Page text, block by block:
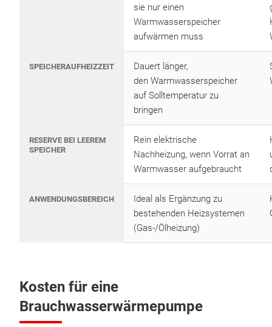
sie nur einen
Warmwasserspeicher
aufwärmen muss
SPEICHERAUFHEIZZEIT
Dauert länger,
den Warmwasserspeicher
auf Solltemperatur zu
bringen
RESERVE BEI LEEREM
SPEICHER
Rein elektrische
Nachheizung, wenn Vorrat an
Warmwasser aufgebraucht
ANWENDUNGSBEREICH
Ideal als Ergänzung zu
bestehenden Heizsystemen
(Gas-/Ölheizung)
Kosten für eine
Brauchwasserwärmepumpe